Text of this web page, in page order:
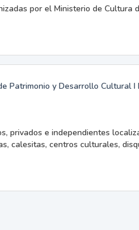
por el Ministerio de Cultura
Patrimonio y Desarrollo Cultural I
privados e independientes
calesitas, centros culturales,